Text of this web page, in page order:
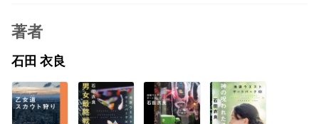
著者
石田 衣良